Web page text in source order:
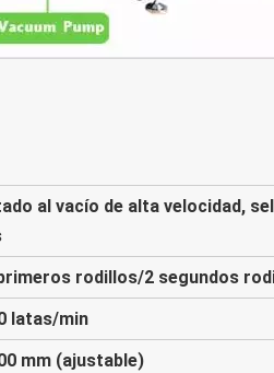
al vacío de alta velocidad,
rodillos/2 segundos
latas/min
mm (ajustable)